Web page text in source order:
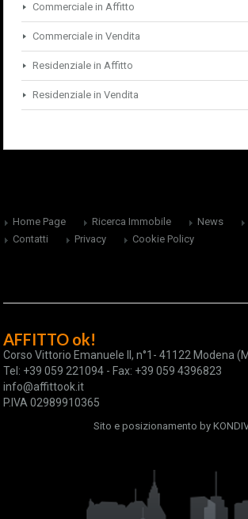
Commerciale in Affitto
Commerciale in Vendita
Residenziale in Affitto
Residenziale in Vendita
Home Page Ricerca Immobile News
Contatti
Privacy Cookie Policy
AFFITTO ok!
Corso Vittorio Emanuele II, n°1- 41122 Modena
Tel: +39 059 221094 - Fax: +39 059 4396823
info@affittook.it
P.IVA 02989910365
Sito e posizionamento by